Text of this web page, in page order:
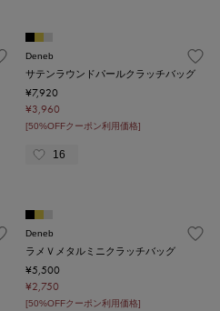
Deneb
サテンラウンドパールクラッチバッグ
¥7,920
¥3,960
[50%OFFクーポン利用価格]
16
Deneb
ラメＶメタルミニクラッチバッグ
¥5,500
¥2,750
[50%OFFクーポン利用価格]